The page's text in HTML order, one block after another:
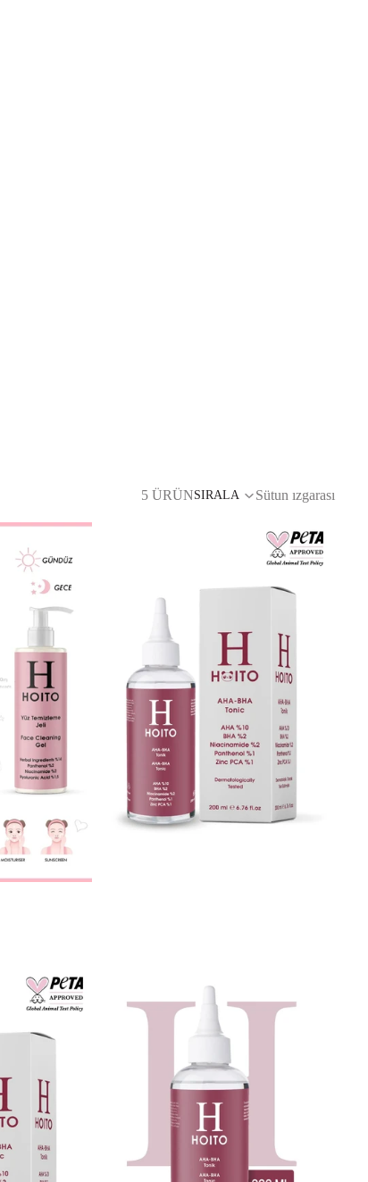
5 ÜRÜNSIRALA Sütun ızgarası